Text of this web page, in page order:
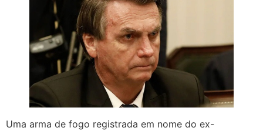
Uma arma de fogo registrada em nome do ex-